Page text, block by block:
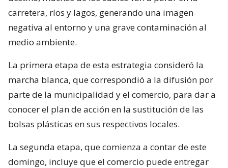
carretera, ríos y lagos, generando una imagen
negativa al entorno y una grave contaminación al
medio ambiente.
La primera etapa de esta estrategia consideró la
marcha blanca, que correspondió a la difusión por
parte de la municipalidad y el comercio, para dar a
conocer el plan de acción en la sustitución de las
bolsas plásticas en sus respectivos locales.
La segunda etapa, que comienza a contar de este
domingo, incluye que el comercio puede entregar